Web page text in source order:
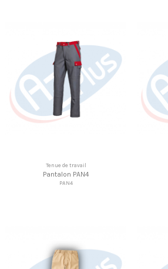
Tenue de travail
Pantalon PAN4
PAN4